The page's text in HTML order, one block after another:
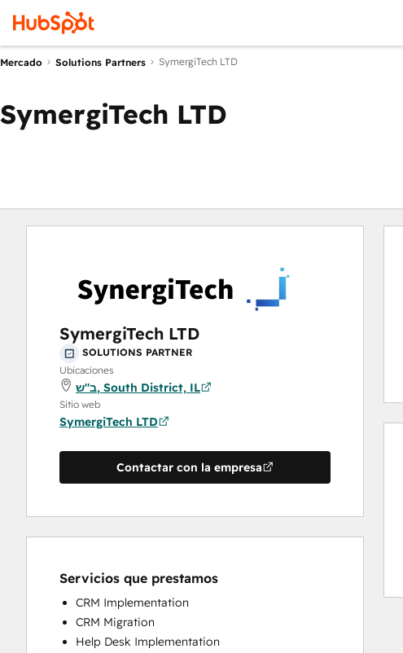
Mercado Solutions Partners SymergiTech LTD
SymergiTech LTD
SymergiTech LTD
SOLUTIONS PARTNER
Ubicaciones
ב"ש, South District, IL
Sitio web
SymergiTech LTD
Contactar con la empresa
Servicios que prestamos
CRM Implementation
CRM Migration
Help Desk Implementation